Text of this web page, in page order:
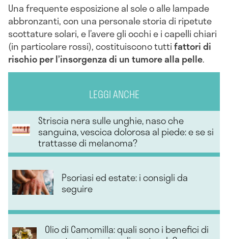
Una frequente esposizione al sole o alle lampade
abbronzanti, con una personale storia di ripetute
scottature solari, e l’avere gli occhi e i capelli chiari
(in particolare rossi), costituiscono tuttifattori di
rischioper l’insorgenza di un tumore alla pelle.
LEGGI ANCHE
Striscia nera sulle unghie, naso che
sanguina, vescica dolorosa al piede: e se si
trattasse di melanoma?
Psoriasi ed estate: i consigli da
seguire
Olio di Camomilla: quali sono i benefici di